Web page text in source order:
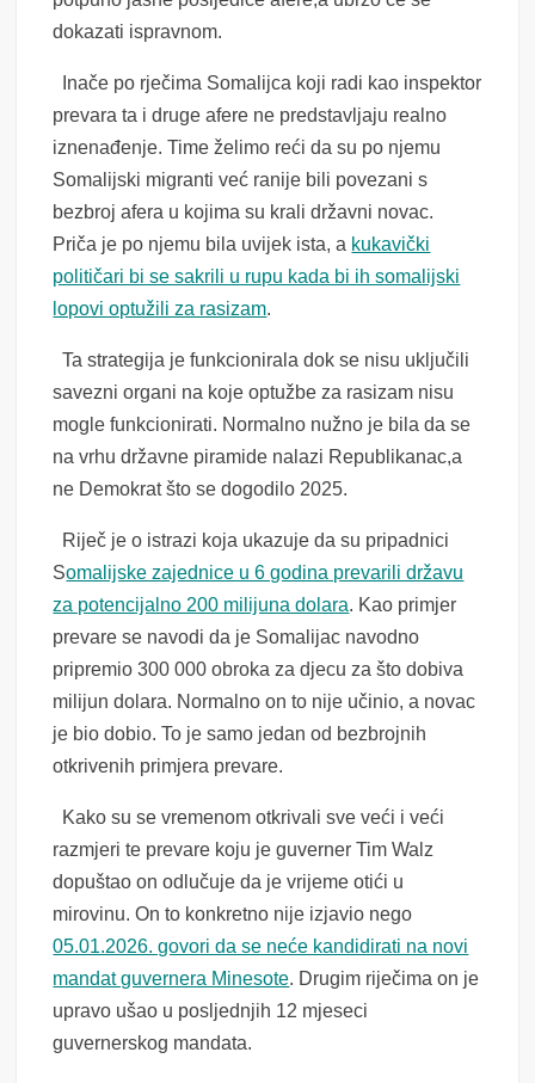
dokazati ispravnom.
Inače po rječima Somalijca koji radi kao inspektor
prevara ta i druge afere ne predstavljaju realno
iznenađenje. Time želimo reći da su po njemu
Somalijski migranti već ranije bili povezani s
bezbroj afera u kojima su krali državni novac.
Priča je po njemu bila uvijek ista, a kukavički
političari bi se sakrili u rupu kada bi ih somalijski
lopovi optužili za rasizam.
Ta strategija je funkcionirala dok se nisu uključili
savezni organi na koje optužbe za rasizam nisu
mogle funkcionirati. Normalno nužno je bila da se
na vrhu državne piramide nalazi Republikanac,a
ne Demokrat što se dogodilo 2025.
Riječ je o istrazi koja ukazuje da su pripadnici
Somalijske zajednice u 6 godina prevarili državu
za potencijalno 200 milijuna dolara. Kao primjer
prevare se navodi da je Somalijac navodno
pripremio 300 000 obroka za djecu za što dobiva
milijun dolara. Normalno on to nije učinio, a novac
je bio dobio. To je samo jedan od bezbrojnih
otkrivenih primjera prevare.
Kako su se vremenom otkrivali sve veći i veći
razmjeri te prevare koju je guverner Tim Walz
dopuštao on odlučuje da je vrijeme otići u
mirovinu. On to konkretno nije izjavio nego
05.01.2026. govori da se neće kandidirati na novi
mandat guvernera Minesote. Drugim riječima on je
upravo ušao u posljednjih 12 mjeseci
guvernerskog mandata.